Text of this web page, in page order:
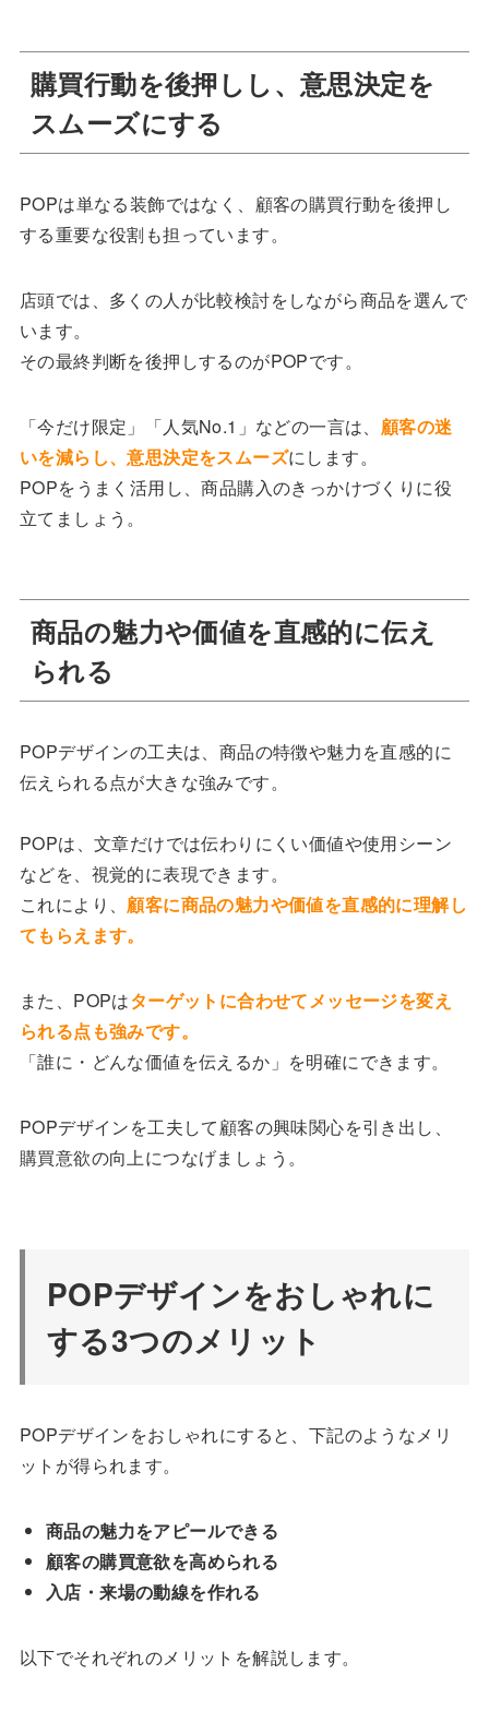
購買行動を後押しし、意思決定を
スムーズにする
POPは単なる装飾ではなく、顧客の購買行動を後押し
する重要な役割も担っています。
店頭では、多くの人が比較検討をしながら商品を選んで
います。
その最終判断を後押しするのがPOPです。
「今だけ限定」「人気No.1」などの一言は、 顧客の迷
いを減らし、意思決定をスムーズにします。
POPをうまく活用し、商品購入のきっかけづくりに役
立てましょう。
商品の魅力や価値を直感的に伝え
られる
POPデザインの工夫は、商品の特徴や魅力を直感的に
伝えられる点が大きな強みです。
POPは、文章だけでは伝わりにくい価値や使用シーン
などを、視覚的に表現できます。
これにより、顧客に商品の魅力や価値を直感的に理解し
てもらえます。
また、POPはターゲットに合わせてメッセージを変え
られる点も強みです。
「誰に・どんな価値を伝えるか」を明確にできます。
POPデザインを工夫して顧客の興味関心を引き出し、
購買意欲の向上につなげましょう。
POPデザインをおしゃれに
する3つのメリット
POPデザインをおしゃれにすると、下記のようなメリ
ットが得られます。
商品の魅力をアピールできる
顧客の購買意欲を高められる
入店・来場の動線を作れる
以下でそれぞれのメリットを解説します。